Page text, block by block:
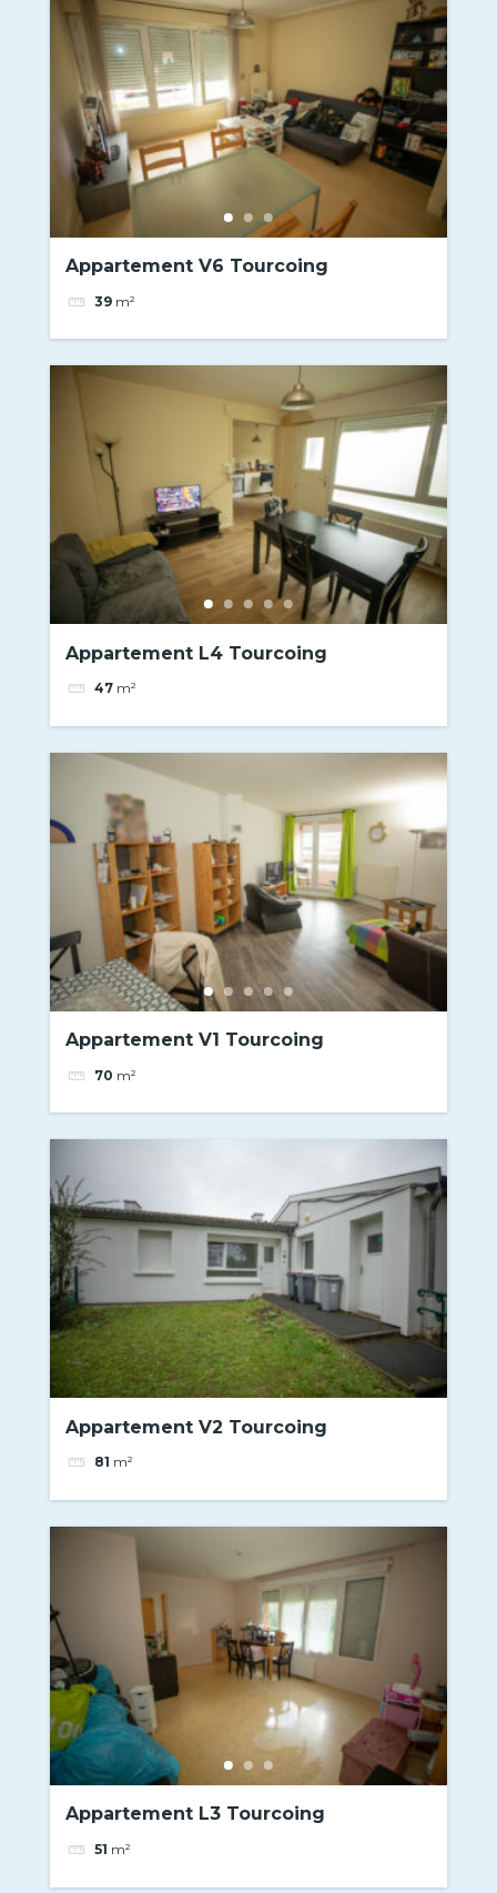
Appartement V6 Tourcoing
39 m²
Appartement L4 Tourcoing
47 m²
Appartement V1 Tourcoing
70 m²
Appartement V2 Tourcoing
81 m²
Appartement L3 Tourcoing
51 m²